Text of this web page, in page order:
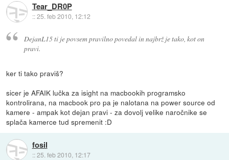
Tear_DR0P
::25. feb 2010, 12:12
DejanL15 ti je povsem pravilno povedal in najbrž je tako, kot on
pravi.
ker ti tako praviš?
sicer je AFAIK lučka za isight na macbookih programsko
kontrolirana, na macbook pro pa je nalotana na power source od
kamere - ampak kot dejan pravi - za dovolj velike naročnike se
splača kamerce tud spremenit :D
fosil
::25. feb 2010, 12:17